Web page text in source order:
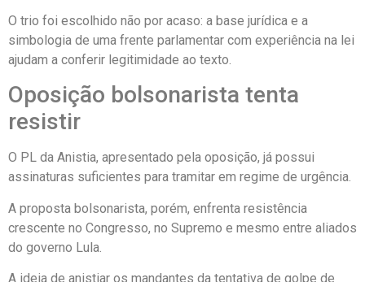
O trio foi escolhido não por acaso: a base jurídica e a
simbologia de uma frente parlamentar com experiência na lei
ajudam a conferir legitimidade ao texto.
Oposição bolsonarista tenta
resistir
O PL da Anistia, apresentado pela oposição, já possui
assinaturas suficientes para tramitar em regime de urgência.
A proposta bolsonarista, porém, enfrenta resistência
crescente no Congresso, no Supremo e mesmo entre aliados
do governo Lula.
A ideia de anistiar os mandantes da tentativa de golpe de